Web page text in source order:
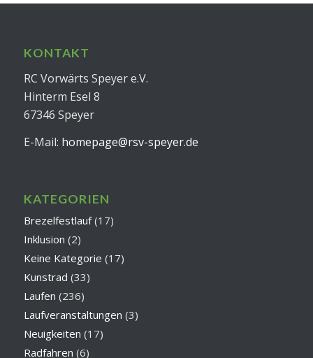
KONTAKT
RC Vorwärts Speyer e.V.
Hinterm Esel 8
67346 Speyer
E-Mail: homepage@rsv-speyer.de
KATEGORIEN
Brezelfestlauf(17)
Inklusion (2)
Keine Kategorie (17)
Kunstrad (33)
Laufen (236)
Laufveranstaltungen (3)
Neuigkeiten (17)
Radfahren (6)